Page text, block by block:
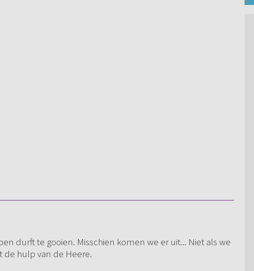
durft te gooien. Misschien komen we er uit... Niet als we
hulp van de Heere.